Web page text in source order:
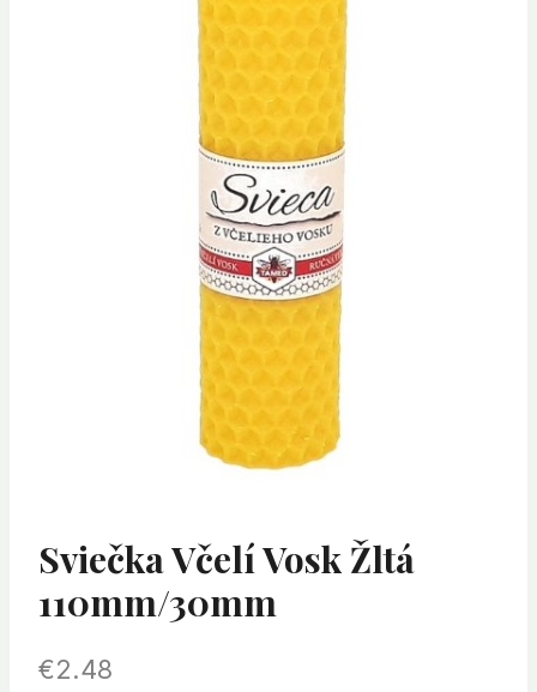
Sviečka Včelí Vosk Žltá
110mm/30mm
€2.48